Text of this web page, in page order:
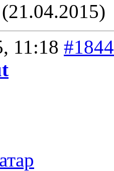
(21.04.2015)
11:18 #1844